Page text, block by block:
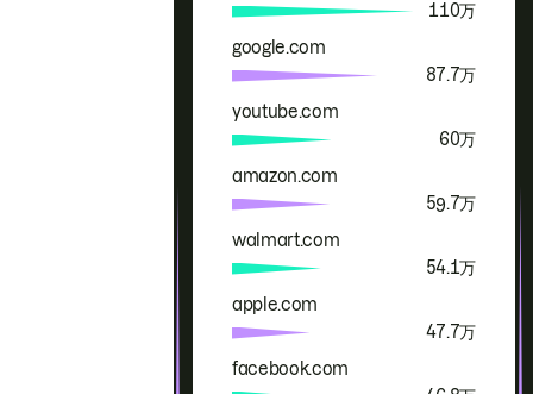
110万
google.com
87.7万
youtube.com
60万
amazon.com
59.7万
walmart.com
54.1万
apple.com
47.7万
facebook.com